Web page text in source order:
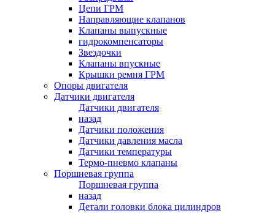
Цепи ГРМ
Направляющие клапанов
Клапаны выпускные
гидрокомпенсаторы
Звездочки
Клапаны впускные
Крышки ремня ГРМ
Опоры двигателя
Датчики двигателя
Датчики двигателя
назад
Датчики положения
Датчики давления масла
Датчики температуры
Термо-пневмо клапаны
Поршневая группа
Поршневая группа
назад
Детали головки блока цилиндров